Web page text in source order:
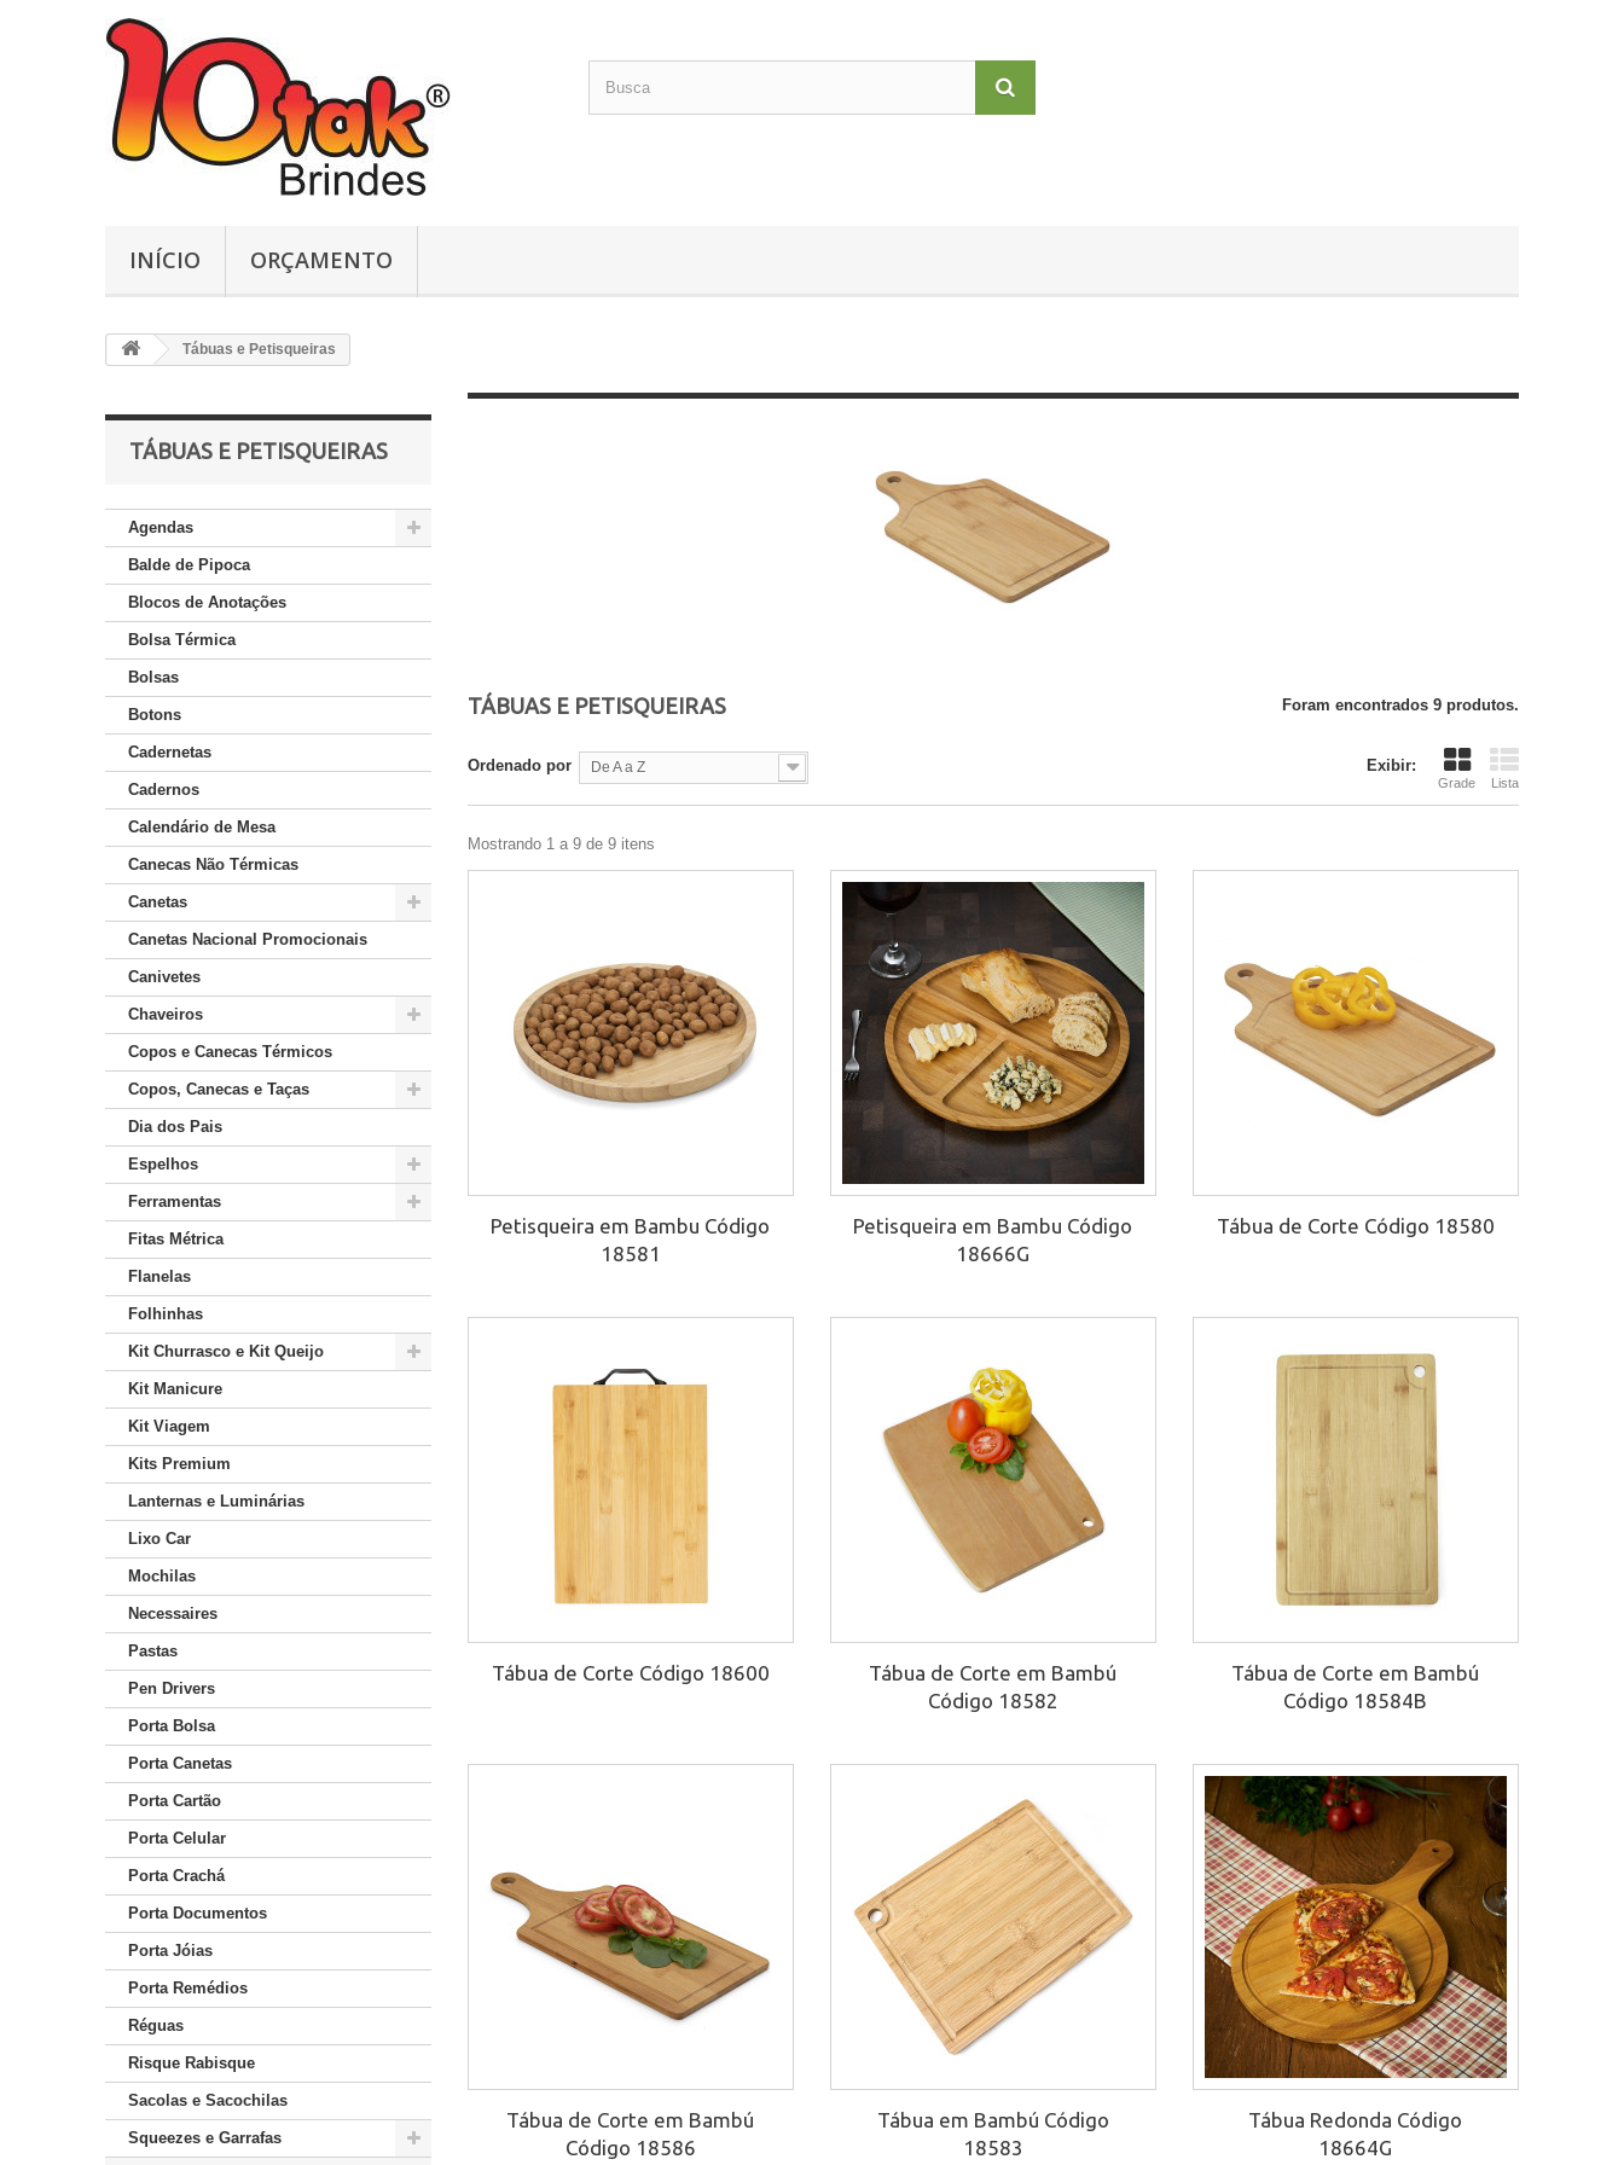
INÍCIO ORÇAMENTO
Tábuas e Petisqueiras
TÁBUAS E PETISQUEIRAS
Agendas
Balde de Pipoca
Blocos de Anotações
Bolsa Térmica
Bolsas
Botons
Cadernetas
Cadernos
Calendário de Mesa
Canecas Não Térmicas
Canetas
Canetas Nacional Promocionais
Canivetes
Chaveiros
Copos e Canecas Térmicos
Copos, Canecas e Taças
Dia dos Pais
Espelhos
Ferramentas
Fitas Métrica
Flanelas
Folhinhas
Kit Churrasco e Kit Queijo
Kit Manicure
Kit Viagem
Kits Premium
Lanternas e Luminárias
Lixo Car
Mochilas
Necessaires
Pastas
Pen Drivers
Porta Bolsa
Porta Canetas
Porta Cartão
Porta Celular
Porta Crachá
Porta Documentos
Porta Jóias
Porta Remédios
Réguas
Risque Rabisque
Sacolas e Sacochilas
Squeezes e Garrafas
TÁBUAS E PETISQUEIRAS Foram encontrados 9 produtos.
Exibir:
Grade Lista
Ordenado por De A a Z
Mostrando 1 a 9 de 9 itens
Petisqueira em Bambu Código
18581
Petisqueira em Bambu Código
18666G
Tábua de Corte Código 18580
Tábua de Corte Código 18600
Tábua de Corte em Bambú
Código 18582
Tábua de Corte em Bambú
Código 18584B
Tábua de Corte em Bambú
Código 18586
Tábua em Bambú Código
18583
Tábua Redonda Código
18664G